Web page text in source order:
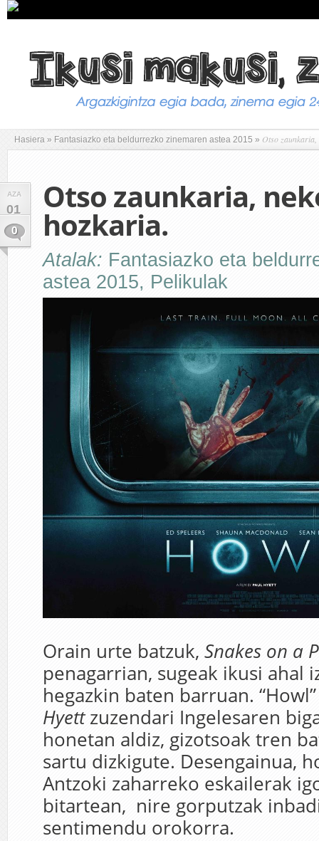
Hasiera » Fantasiazko eta beldurrezko zinemaren astea 2015 » Otso
AZA
01
0
Otso zaunkaria,
hozkaria.
Atalak: Fantasiazko eta
astea 2015, Pelikulak
Orain urte batzuk, Snakes on a
penagarrian, sugeak ikusi ahal
hegazkin baten barruan.
Hyettzuzendari Ingelesaren
honetan aldiz, gizotsoak tren
sartu dizkigute. Desengainua,
Antzoki zaharreko eskailerak
bitartean, nire gorputzak
sentimendu orokorra.